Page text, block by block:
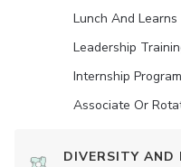
Lunch And Learns
Leadership
Internship Program
Associate Or
DIVERSITY AND